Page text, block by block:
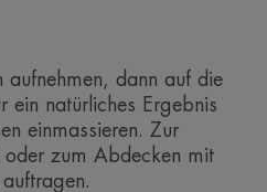
VON UNSEREM
dann auf die
ein natürliches Ergebnis
einmassieren. Zur
oder zum Abdecken mit